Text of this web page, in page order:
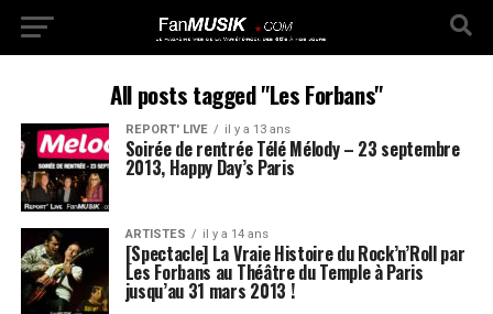
All posts tagged "Les Forbans"
REPORT' LIVE il y a 13 ans
Soirée de rentrée Télé Mélody – 23 septembre
2013, Happy Day’s Paris
ARTISTES il y a 14 ans
[Spectacle] La Vraie Histoire du Rock’n’Roll par
Les Forbans au Théâtre du Temple à Paris
jusqu’au 31 mars 2013 !